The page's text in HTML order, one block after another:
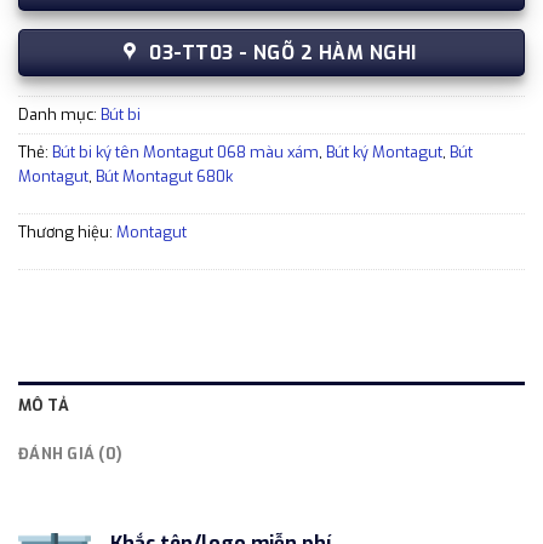
03-TT03 - NGÕ 2 HÀM NGHI
Danh mục: Bút bi
Thẻ: Bút bi ký tên Montagut 068 màu xám, Bút ký Montagut, Bút
Montagut, Bút Montagut 680k
Thương hiệu: Montagut
MÔ TẢ
ĐÁNH GIÁ (0)